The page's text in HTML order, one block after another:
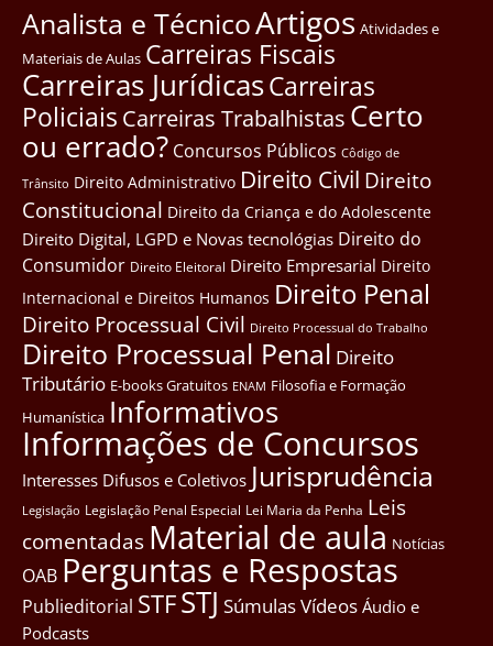
Analista e TécnicoArtigos Atividades e
Materiais de Aulas Carreiras Fiscais
Carreiras JurídicasCarreiras
Policiais Carreiras Trabalhistas Certo
ou errado? Concursos Públicos Côdigo de
Trânsito Direito Administrativo Direito Civil Direito
Constitucional Direito da Criança e do Adolescente
Direito Digital, LGPD e Novas tecnológias Direito do
Consumidor Direito Eleitoral Direito Empresarial Direito
Internacional e Direitos Humanos Direito Penal
Direito Processual Civil Direito Processual do Trabalho
Direito Processual Penal Direito
Tributário E-books Gratuitos ENAM Filosofia e Formação
Humanística Informativos
Informações de Concursos
Interesses Difusos e Coletivos Jurisprudência
Legislação Legislação Penal Especial Lei Maria da Penha Leis
comentadas Material de aula Notícias
OAB Perguntas e Respostas
Publieditorial STFSTJ SúmulasVídeos Áudio e
Podcasts